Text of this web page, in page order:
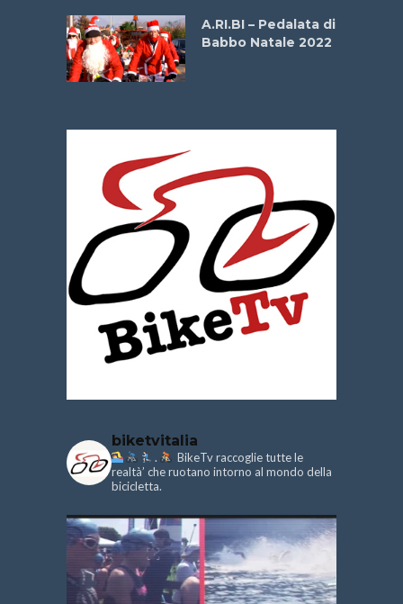
A.RI.BI – Pedalata di
Babbo Natale 2022
biketvitalia
.
BikeTv raccoglie tutte le
realtà’ che ruotano intorno al mondo della
bicicletta.